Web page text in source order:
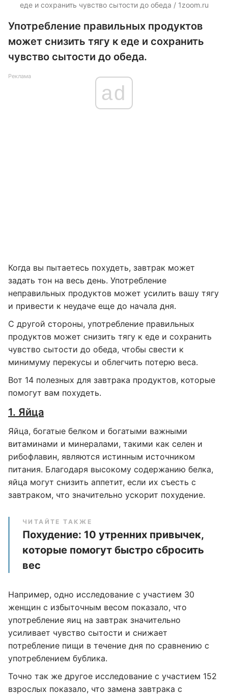
еде и сохранить чувство сытости до обеда / 1zoom.ru
Употребление правильных продуктов
может снизить тягу к еде и сохранить
чувство сытости до обеда.
Реклама
ad
Когда вы пытаетесь похудеть, завтрак может
задать тон на весь день. Употребление
неправильных продуктов может усилить вашу тягу
и привести к неудаче еще до начала дня.
С другой стороны, употребление правильных
продуктов может снизить тягу к еде и сохранить
чувство сытости до обеда, чтобы свести к
минимуму перекусы и облегчить потерю веса.
Вот 14 полезных для завтрака продуктов, которые
помогут вам похудеть.
1. Яйца
Яйца, богатые белком и богатыми важными
витаминами и минералами, такими как селен и
рибофлавин, являются истинным источником
питания. Благодаря высокому содержанию белка,
яйца могут снизить аппетит, если их съесть с
завтраком, что значительно ускорит похудение.
ЧИТАЙТЕ ТАКЖЕ
Похудение: 10 утренних привычек,
которые помогут быстро сбросить
вес
Например, одно исследование с участием 30
женщин с избыточным весом показало, что
употребление яиц на завтрак значительно
усиливает чувство сытости и снижает
потребление пищи в течение дня по сравнению с
употреблением бублика.
Точно так же другое исследование с участием 152
взрослых показало, что замена завтрака с